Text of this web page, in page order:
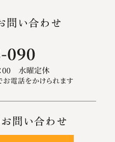
問い合わせ
問い合わせ